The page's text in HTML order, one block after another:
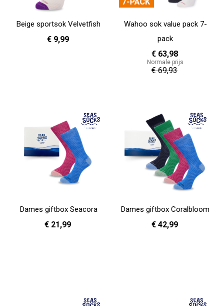
Beige sportsok Velvetfish
€ 9,99
Wahoo sok value pack 7-
pack
€ 63,98
Normale prijs
€ 69,93
Dames giftbox Seacora
€ 21,99
Dames giftbox Coralbloom
€ 42,99